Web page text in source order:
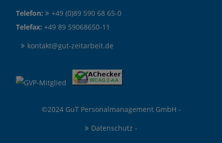
Telefon:
+49 (0)89 590 68 65-0
Telefax: +49 89 59068650-11
kontakt@gut-zeitarbeit.de
©2024 GuT Personalmanagement GmbH -
Datenschutz -